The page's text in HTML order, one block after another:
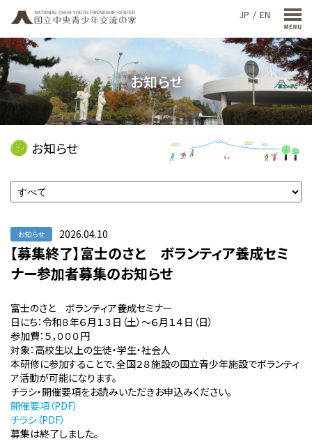
JP EN
お知らせ
お知らせ
お知らせ 2026.04.10
【募集終了】富士のさと ボランティア養成セミ
ナー参加者募集のお知らせ
富士のさと ボランティア養成セミナー
日にち：令和８年６月１３日（土）～６月１４日（日）
参加費：５，０００円
対象：高校生以上の生徒・学生・社会人
本研修に参加することで、全国２８施設の国立青少年施設でボランティ
ア活動が可能になります。
チラシ・開催要項をお読みいただきお申込みください。
開催要項（PDF）
チラシ（PDF）
募集は終了しました。